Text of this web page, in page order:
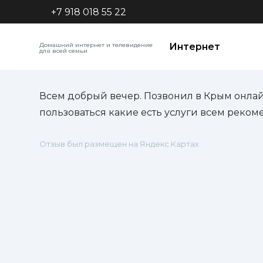
+7 918 018 55 22
Домашний интернет и телевидение
для всей семьи Интернет
Всем добрый вечер. Позвонил в Крым
пользоваться какие есть услуги всем
Отзыв был размещен на Яндекс.Картах